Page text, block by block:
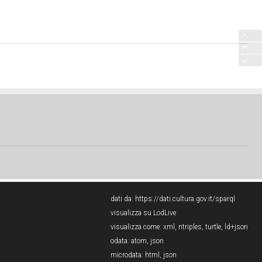
dati da: https://dati.cultura.gov.it/sparql
visualizza su LodLive
visualizza come: xml , ntriples, turtle, ld+json
odata: atom, json
microdata: html , json